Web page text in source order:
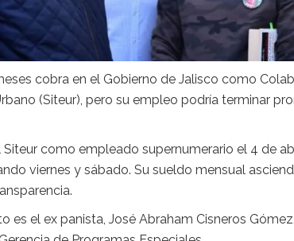
cobra en el Gobierno de Jalisco como
(Siteur), pero su empleo podría terminar
Siteur como empleado supernumerario el 4 de
viernes y sábado. Su sueldo mensual
es el ex panista, José Abraham Cisneros